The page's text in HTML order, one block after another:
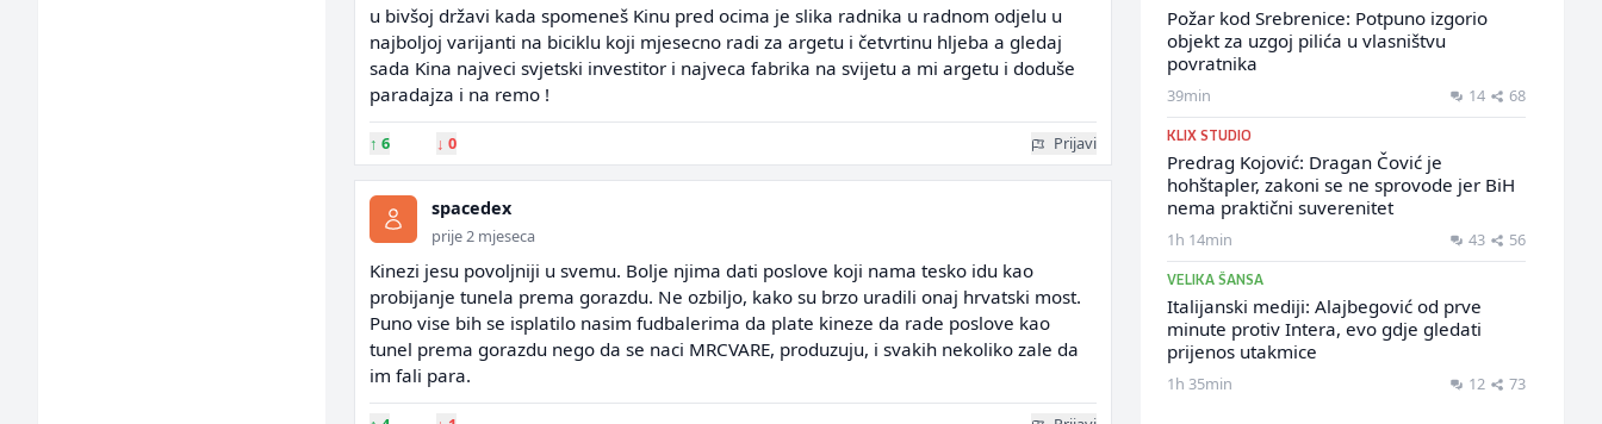
u bivšoj državi kada spomeneš Kinu pred ocima je slika radnika u radnom odjelu u
najboljoj varijanti na biciklu koji mjesecno radi za argetu i četvrtinu hljeba a gledaj
sada Kina najveci svjetski investitor i najveca fabrika na svijetu a mi argetu i doduše
paradajza i na remo !
↑ 6 ↓ 0 Prijavi
spacedex
prije 2 mjeseca
Kinezi jesu povoljniji u svemu. Bolje njima dati poslove koji nama tesko idu kao
probijanje tunela prema gorazdu. Ne ozbiljo, kako su brzo uradili onaj hrvatski most.
Puno vise bih se isplatilo nasim fudbalerima da plate kineze da rade poslove kao
tunel prema gorazdu nego da se naci MRCVARE, produzuju, i svakih nekoliko zale da
im fali para.
Požar kod Srebrenice: Potpuno izgorio
objekt za uzgoj pilića u vlasništvu
povratnika
39min 14 68
KLIX STUDIO
Predrag Kojović: Dragan Čović je
hohštapler, zakoni se ne sprovode jer BiH
nema praktični suverenitet
1h 14min 43 56
VELIKA ŠANSA
Italijanski mediji: Alajbegović od prve
minute protiv Intera, evo gdje gledati
prijenos utakmice
1h 35min 12 73